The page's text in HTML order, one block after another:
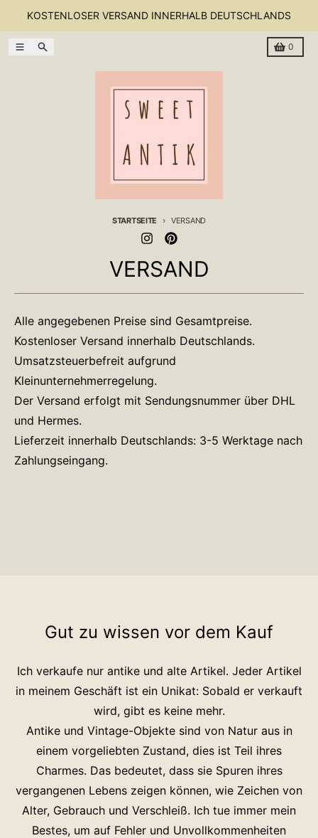
Direkt zum Inhalt
KOSTENLOSER VERSAND INNERHALB DEUTSCHLANDS
MenüSuchen 0
STARTSEITE VERSAND
VERSAND
Alle angegebenen Preise sind Gesamtpreise.
Kostenloser Versand innerhalb Deutschlands.
Umsatzsteuerbefreit aufgrund
Kleinunternehmerregelung.
Der Versand erfolgt mit Sendungsnummer über DHL
und Hermes.
Lieferzeit innerhalb Deutschlands: 3-5 Werktage nach
Zahlungseingang.
Gut zu wissen vor dem Kauf
Ich verkaufe nur antike und alte Artikel. Jeder Artikel
in meinem Geschäft ist ein Unikat: Sobald er verkauft
wird, gibt es keine mehr.
Antike und Vintage-Objekte sind von Natur aus in
einem vorgeliebten Zustand, dies ist Teil ihres
Charmes. Das bedeutet, dass sie Spuren ihres
vergangenen Lebens zeigen können, wie Zeichen von
Alter, Gebrauch und Verschleiß. Ich tue immer mein
Bestes, um auf Fehler und Unvollkommenheiten